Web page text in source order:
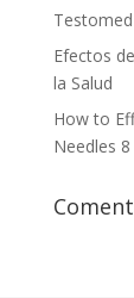
Efectos
la Salud
How to
Needles